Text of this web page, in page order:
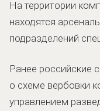
На территории
находятся
подразделений
Ранее российские
о схеме вербовки
управлением